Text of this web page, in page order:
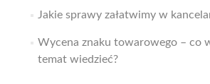
Jakie sprawy załatwimy w
Wycena znaku towarowego – co
temat wiedzieć?